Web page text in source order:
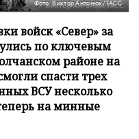
Фото: Виктор Антонюк/ТАСС
войск «Север» за
по ключевым
районе на
спасти трех
ВСУ несколько
на минные